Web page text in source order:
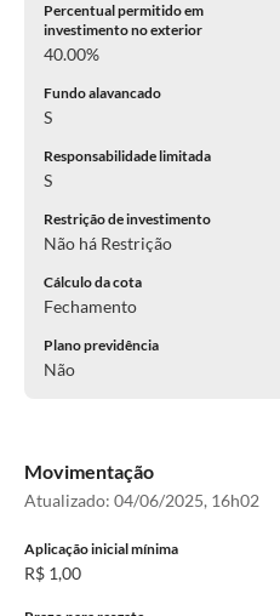
Percentual permitido em
investimento no exterior
40.00%
Fundo alavancado
S
Responsabilidade limitada
S
Restrição de investimento
Não há Restrição
Cálculo da cota
Fechamento
Plano previdência
Não
Movimentação
Atualizado: 04/06/2025, 16h02
Aplicação inicial mínima
R$ 1,00